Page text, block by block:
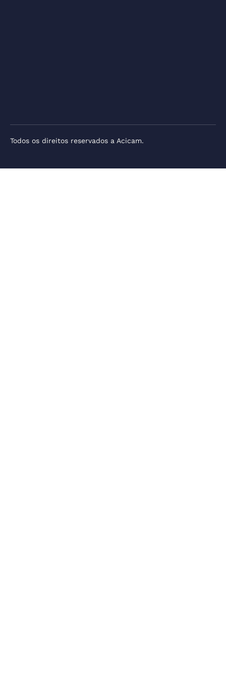
Todos os direitos reservados a Acicam.